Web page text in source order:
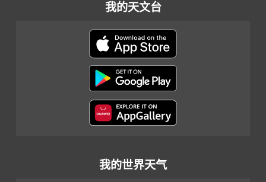
我的天文台
我的世界天气